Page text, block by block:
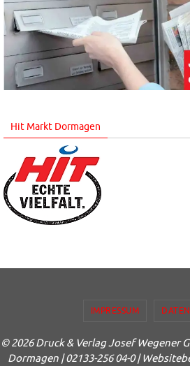
Hit Markt Dormagen
IMPRESSUM
© 2026 Druck & Verlag Josef Wegener
Dormagen | 02133-256 04-0 |